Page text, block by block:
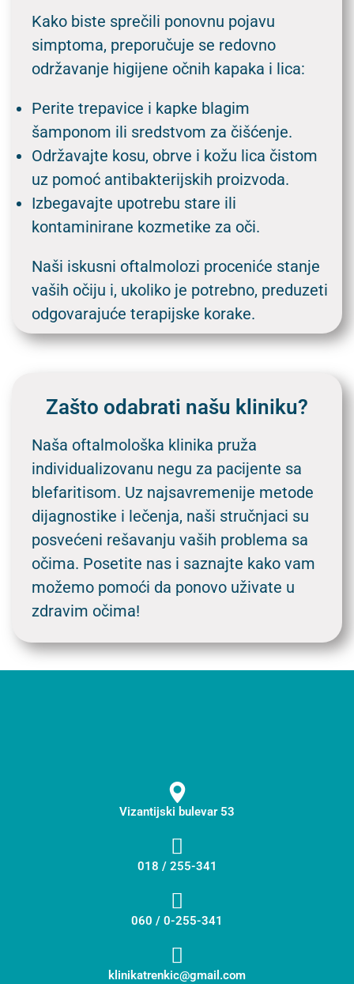
Kako biste sprečili ponovnu pojavu
simptoma, preporučuje se redovno
održavanje higijene očnih kapaka i lica:
Perite trepavice i kapke blagim
šamponom ili sredstvom za čišćenje.
Održavajte kosu, obrve i kožu lica čistom
uz pomoć antibakterijskih proizvoda.
Izbegavajte upotrebu stare ili
kontaminirane kozmetike za oči.
Naši iskusni oftalmolozi proceniće stanje
vaših očiju i, ukoliko je potrebno, preduzeti
odgovarajuće terapijske korake.
Zašto odabrati našu kliniku?
Naša oftalmološka klinika pruža
individualizovanu negu za pacijente sa
blefaritisom. Uz najsavremenije metode
dijagnostike i lečenja, naši stručnjaci su
posvećeni rešavanju vaših problema sa
očima. Posetite nas i saznajte kako vam
možemo pomoći da ponovo uživate u
zdravim očima!
Vizantijski bulevar 53
018 / 255-341
060 / 0-255-341
klinikatrenkic@gmail.com